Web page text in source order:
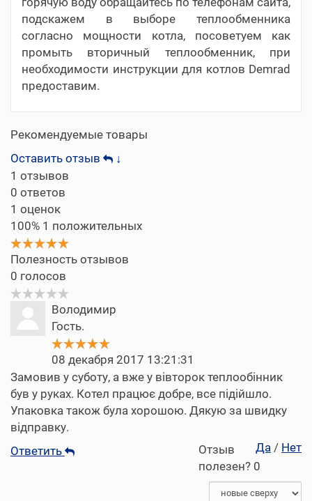
подскажем в выборе теплообменника
согласно мощности котла, посоветуем как
промыть вторичный теплообменник, при
необходимости инструкции для котлов Demrad
предоставим.
Рекомендуемые товары
Оставить отзыв
↓
1 отзывов
0 ответов
1 оценок
100% 1 положительных
Полезность отзывов
0 голосов
Володимир
Гость.
08 декабря 2017 13:21:31
Замовив у суботу, а вже у вівторок теплообінник
був у руках. Котел працює добре, все підійшло.
Упаковка також була хорошою. Дякую за швидку
відправку.
Да / Нет
Отзыв
полезен? 0
Ответить